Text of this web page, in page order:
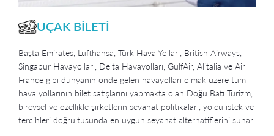
UÇAK BİLETİ
Başta Emirates, Lufthansa, Türk Hava Yolları, British Airways,
Singapur Havayolları, Delta Havayolları, GulfAir, Alitalia ve Air
France gibi dünyanın önde gelen havayolları olmak üzere tüm
hava yollarının bilet satışlarını yapmakta olan Doğu Batı Turizm,
bireysel ve özellikle şirketlerin seyahat politikaları, yolcu istek ve
tercihleri doğrultusunda en uygun seyahat alternatiflerini sunar.